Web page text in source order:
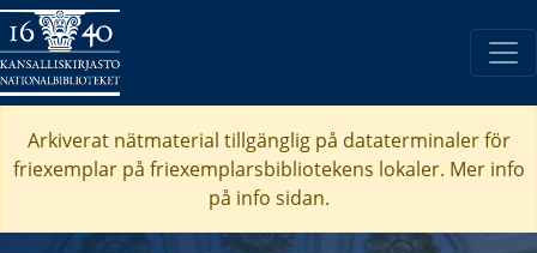
Arkiverat nätmaterial tillgänglig på dataterminaler för
friexemplar på friexemplarsbibliotekens lokaler. Mer info
på info sidan.